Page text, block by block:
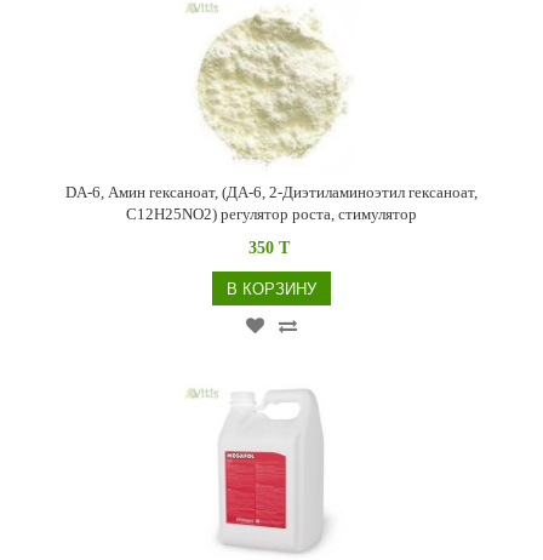
DA-6, Амин гексаноат, (ДА-6, 2-Диэтиламиноэтил гексаноат,
C12H25NO2) регулятор роста, стимулятор
350 T
В КОРЗИНУ